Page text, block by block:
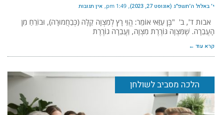
י׳ באלול ה׳תשפ״ג (אוגוסט 27, 2023) 1:49 pm אין תגובות
אבות ד', ב' "בֶּן עַזַּאי אוֹמֵר: הֱוֵי רָץ לְמִצְוָה קַלָּה (כְּבַחֲמוּרָה), וּבוֹרֵחַ מִן
הָעֲבֵרָה. שֶׁמִּצְוָה גּוֹרֶרֶת מִצְוָה, וַעֲבֵרָה גוֹרֶרֶת
קרא עוד ←
הלכה מסביב לשולחן